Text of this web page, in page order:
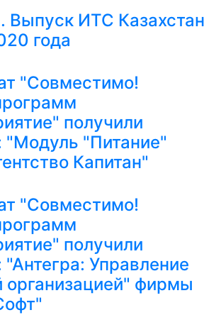
Выпуск ИТС Казахстан
года
"Совместимо!
получили
"Модуль "Питание"
Капитан"
"Совместимо!
получили
Управление
организацией" фирмы